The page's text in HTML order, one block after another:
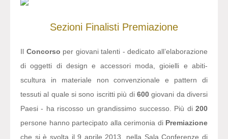
Sezioni Finalisti Premiazione
Il Concorso per giovani talenti - dedicato all’elaborazione
di oggetti di design e accessori moda, gioielli e abiti-
scultura in materiale non convenzionale e pattern di
tessuti al quale si sono iscritti più di 600giovani da diversi
Paesi - ha riscosso un grandissimo successo. Più di 200
persone hanno partecipato alla cerimonia di Premiazione
che si è svolta il 9 aprile 2013, nella Sala Conferenze di